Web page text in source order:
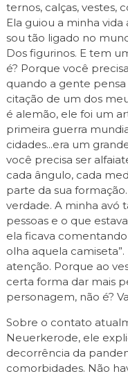
ternos, calças, vestes,
Ela guiou a minha
sou tão ligado no
Dos figurinos. E tem
é? Porque você
quando a gente
citação de um dos
é alemão, ele foi um
primeira guerra
cidades...era um
você precisa ser
cada ângulo, cada
parte da sua
verdade. A minha avó
pessoas e o que
ela ficava
olha aquela
atenção. Porque ao
certa forma dar mais
personagem, não é?
Sobre o contato
Neuerkerode, ele
decorrência da
comorbidades. Não